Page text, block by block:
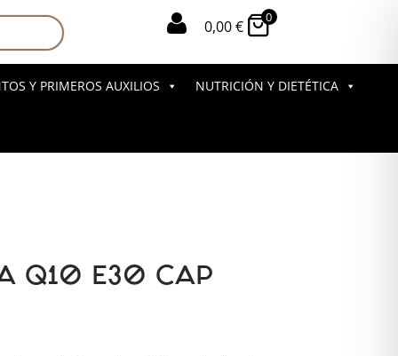
 0,00€
0
Y PRIMEROS AUXILIOS NUTRICIÓN Y DIETÉTICA
Q10 E30 CAP